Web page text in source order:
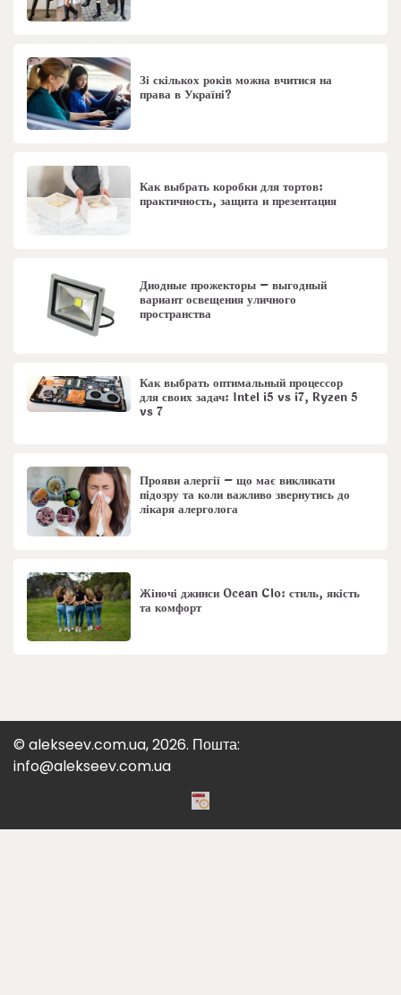
Зі скількох років можна вчитися на
права в Україні?
Как выбрать коробки для тортов:
практичность, защита и презентация
Диодные прожекторы – выгодный
вариант освещения уличного
пространства
Как выбрать оптимальный процессор
для своих задач: Intel i5 vs i7, Ryzen 5
vs 7
Прояви алергії – що має викликати
підозру та коли важливо звернутись до
лікаря алерголога
Жіночі джинси Ocean Clo: стиль, якість
та комфорт
© alekseev.com.ua, 2026. Пошта:
info@alekseev.com.ua